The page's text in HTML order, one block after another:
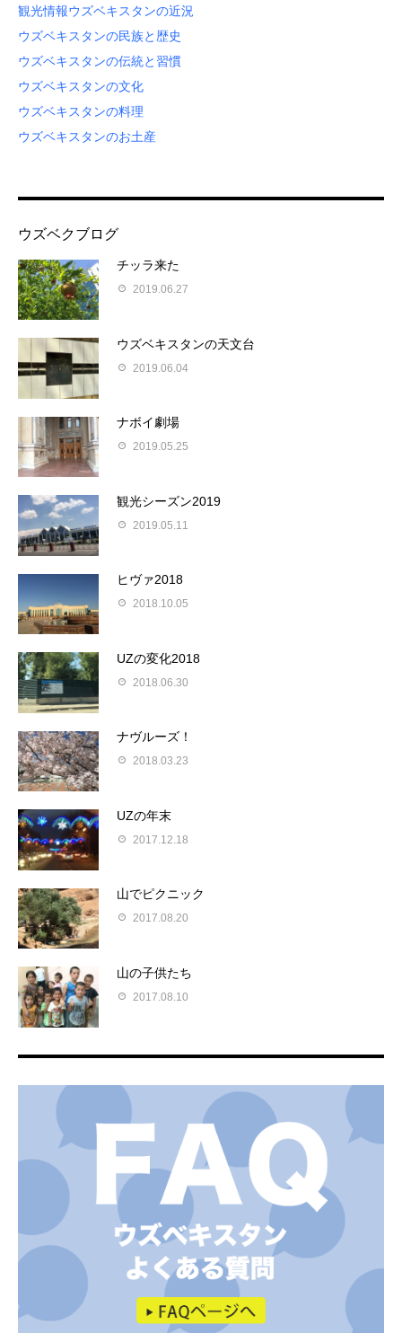
観光情報ウズベキスタンの近況
ウズベキスタンの民族と歴史
ウズベキスタンの伝統と習慣
ウズベキスタンの文化
ウズベキスタンの料理
ウズベキスタンのお土産
ウズベクブログ
チッラ来た
2019.06.27
ウズベキスタンの天文台
2019.06.04
ナボイ劇場
2019.05.25
観光シーズン2019
2019.05.11
ヒヴァ2018
2018.10.05
UZの変化2018
2018.06.30
ナヴルーズ！
2018.03.23
UZの年末
2017.12.18
山でピクニック
2017.08.20
山の子供たち
2017.08.10